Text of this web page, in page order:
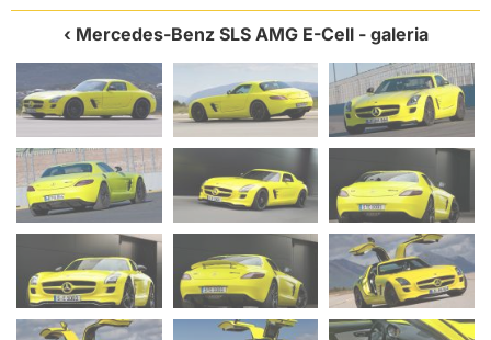
Mercedes-Benz SLS AMG E-Cell- galeria